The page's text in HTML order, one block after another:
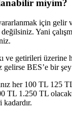
miyim?
için gelir
Yani
ve getirileri üzerine
gelirse BES’e bir
her 100 TL 125
TL 1.250 TL
kadardır.